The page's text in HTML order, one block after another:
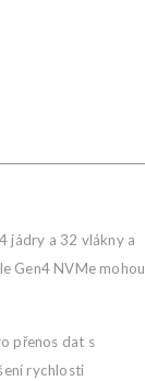
jádry a 32 vlákny a
Gen4 NVMe mohou
přenos dat s
rychlosti